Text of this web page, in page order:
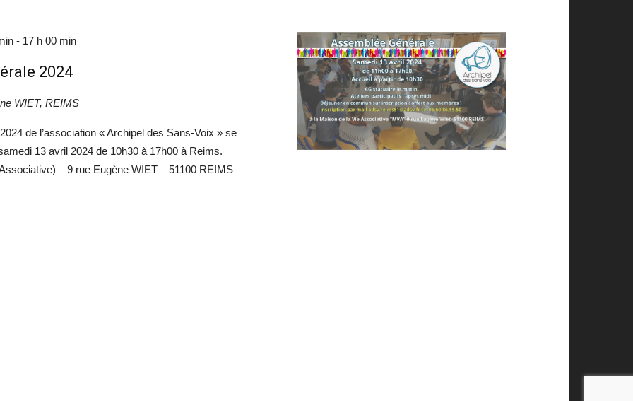
- 17 h 00 min
2024
WIET, REIMS
de l’association « Archipel des Sans-Voix » se
13 avril 2024 de 10h30 à 17h00 à Reims.
– 9 rue Eugène WIET – 51100 REIMS